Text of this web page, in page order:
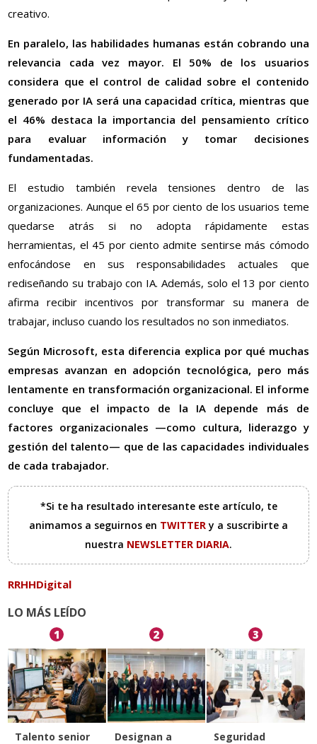
creativo.
En paralelo, las habilidades humanas están cobrando una
relevancia cada vez mayor. El 50% de los usuarios
considera que el control de calidad sobre el contenido
generado por IA será una capacidad crítica, mientras que
el 46% destaca la importancia del pensamiento crítico
para evaluar información y tomar decisiones
fundamentadas.
El estudio también revela tensiones dentro de las
organizaciones. Aunque el 65 por ciento de los usuarios teme
quedarse atrás si no adopta rápidamente estas
herramientas, el 45 por ciento admite sentirse más cómodo
enfocándose en sus responsabilidades actuales que
rediseñando su trabajo con IA. Además, solo el 13 por ciento
afirma recibir incentivos por transformar su manera de
trabajar, incluso cuando los resultados no son inmediatos.
Según Microsoft, esta diferencia explica por qué muchas
empresas avanzan en adopción tecnológica, pero más
lentamente en transformación organizacional. El informe
concluye que el impacto de la IA depende más de
factores organizacionales —como cultura, liderazgo y
gestión del talento— que de las capacidades individuales
de cada trabajador.
*Si te ha resultado interesante este artículo, te
animamos a seguirnos en TWITTERy a suscribirte a
nuestra NEWSLETTER DIARIA.
RRHHDigital
LO MÁS LEÍDO
1
Talento senior
2
Designan a
3
Seguridad